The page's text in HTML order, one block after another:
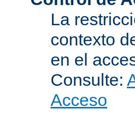
La
contexto
en el
Consulte:
Acceso